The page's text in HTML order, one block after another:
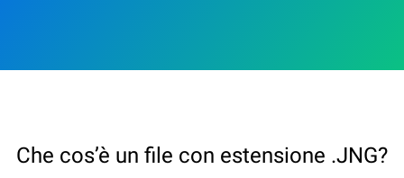
Che cos’è un file con estensione .JNG?